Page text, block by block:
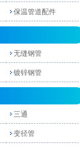
保温管道配件
无缝钢管
镀锌钢管
三通
变径管